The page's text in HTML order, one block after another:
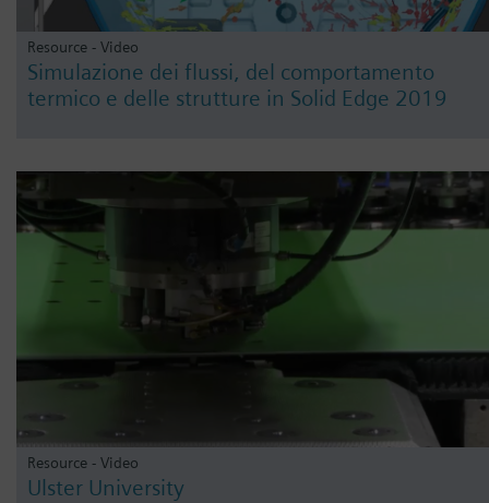
Resource - Video
Simulazione dei flussi, del comportamento
termico e delle strutture in Solid Edge 2019
Resource - Video
Ulster University